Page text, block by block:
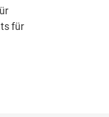
für